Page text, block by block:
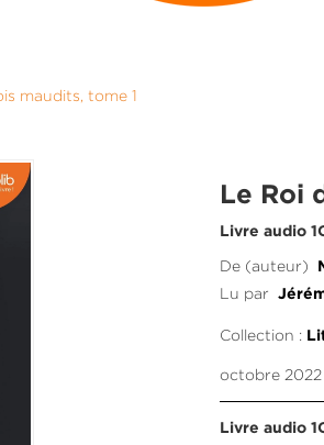
maudits, tome 1
Le Roi
Livre audio
De (auteur)
Lu par
Collection :
octobre 2022
Livre audio